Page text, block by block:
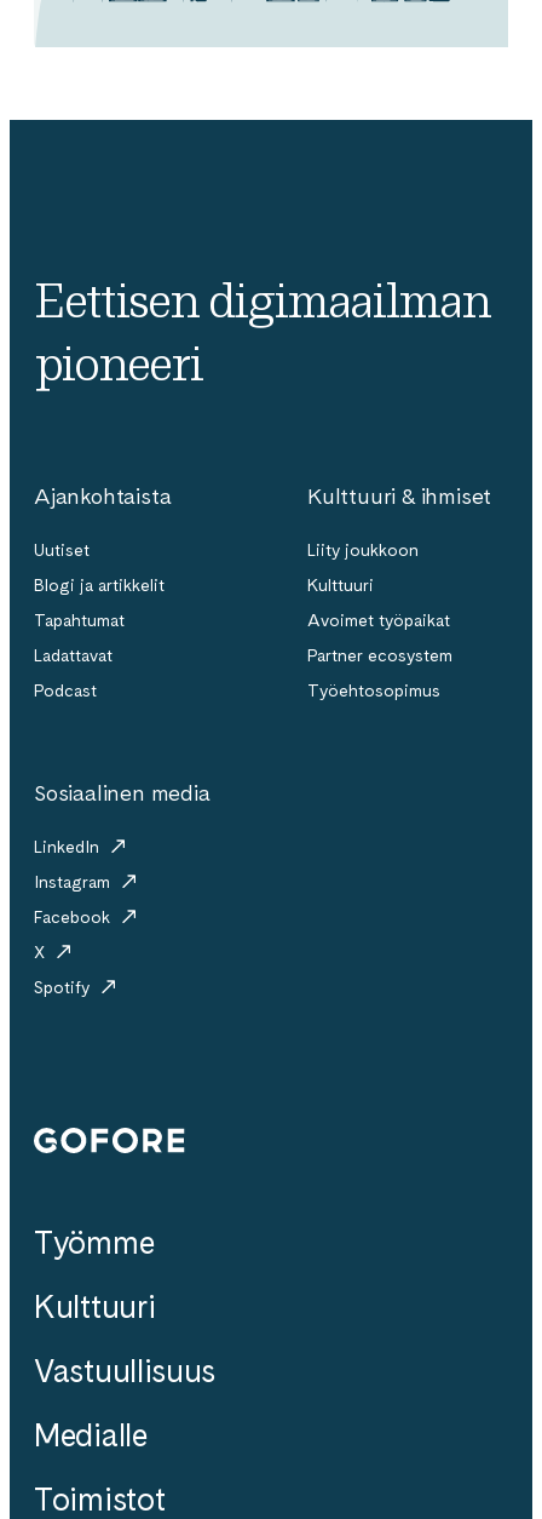
Eettisen digimaailman
pioneeri
Ajankohtaista
Uutiset
Blogi ja artikkelit
Tapahtumat
Ladattavat
Podcast
Kulttuuri & ihmiset
Liity joukkoon
Kulttuuri
Avoimet työpaikat
Partner ecosystem
Työehtosopimus
Sosiaalinen media
LinkedIn
Instagram
Facebook
X
Spotify
Gofore
Työmme
Kulttuuri
Vastuullisuus
Medialle
Toimistot